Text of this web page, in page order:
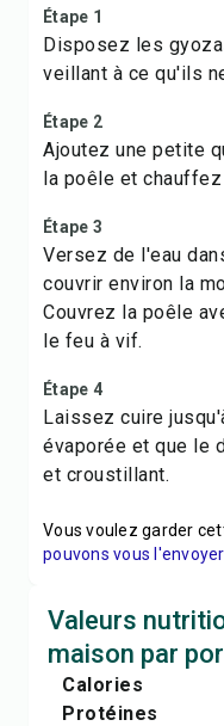
Étape 1
Disposez les
veillant à ce qu'ils
Étape 2
Ajoutez une petite
la poêle et chauffez
Étape 3
Versez de l'eau
couvrir environ la
Couvrez la poêle
le feu à vif.
Étape 4
Laissez cuire
évaporée et que le
et croustillant.
Vous voulez garder
pouvons vous
Valeurs
maison par
Calories
Protéines